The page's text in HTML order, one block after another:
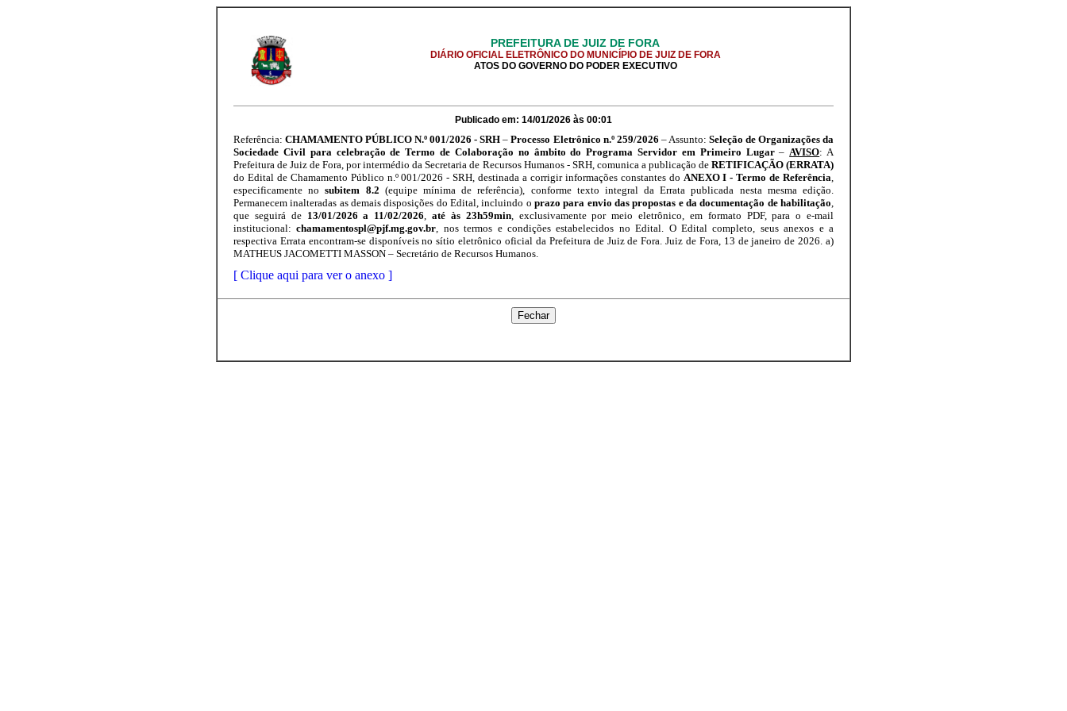
PREFEITURA DE JUIZ DE FORA
DIÁRIO OFICIAL ELETRÔNICO DO MUNICÍPIO DE JUIZ DE FORA
ATOS DO GOVERNO DO PODER EXECUTIVO
Publicado em: 14/01/2026 às 00:01
Referência:CHAMAMENTO PÚBLICO N.º 001/2026 - SRH –Processo Eletrônico n.º 259/2026 – Assunto: Seleção de Organizações da
Sociedade Civil para celebração de Termo de Colaboração no âmbito do Programa Servidor em Primeiro Lugar–AVISO: A
Prefeitura de Juiz de Fora, por intermédio da Secretaria de Recursos Humanos - SRH, comunica a publicação de RETIFICAÇÃO (ERRATA)
do Edital de Chamamento Público n.º 001/2026 - SRH, destinada a corrigir informações constantes do ANEXO I - Termo de Referência,
especificamente nosubitem 8.2 (equipe mínima de referência), conforme texto integral da Errata publicada nesta mesma edição.
Permanecem inalteradas as demais disposições do Edital, incluindo o prazo para envio das propostas e da documentação de habilitação,
que seguirá de 13/01/2026 a 11/02/2026, até às 23h59min, exclusivamente por meio eletrônico, em formato PDF, para o e-mail
institucional:chamamentospl@pjf.mg.gov.br, nos termos e condições estabelecidos no Edital. O Edital completo, seus anexos e a
respectiva Errata encontram-se disponíveis no sítio eletrônico oficial da Prefeitura de Juiz de Fora. Juiz de Fora, 13 de janeiro de 2026. a)
MATHEUS JACOMETTI MASSON – Secretário de Recursos Humanos.
[ Clique aqui para ver o anexo ]